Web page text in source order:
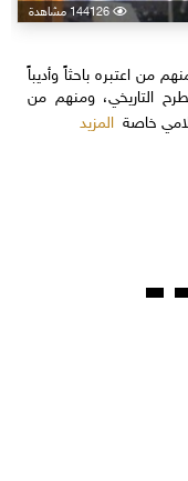
144126 مشاهدة
من اعتبره باحثاً وأديباً
التاريخي، ومنهم من
خاصةالمزيد